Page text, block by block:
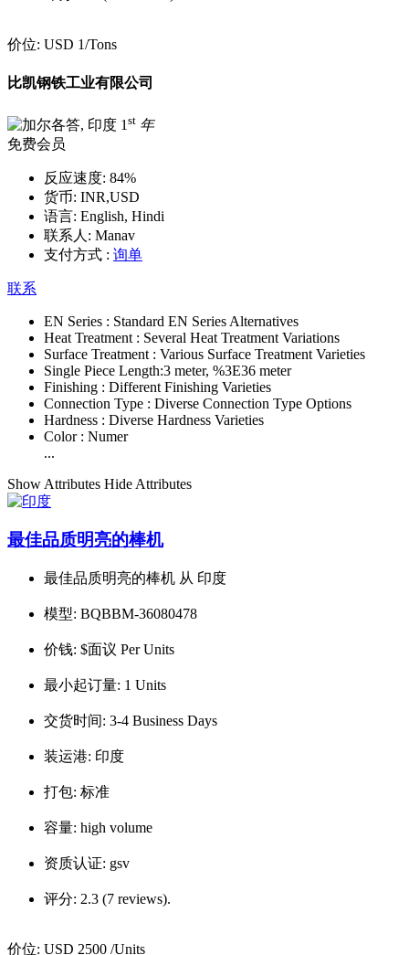
价位: USD 1/Tons
比凯钢铁工业有限公司
1 st 年
免费会员
反应速度: 84%
货币: INR,USD
语言: English, Hindi
联系人: Manav
支付方式 : 询单
联系
EN Series : Standard EN Series Alternatives
Heat Treatment : Several Heat Treatment Variations
Surface Treatment : Various Surface Treatment Varieties
Single Piece Length:3 meter, %3E36 meter
Finishing : Different Finishing Varieties
Connection Type : Diverse Connection Type Options
Hardness : Diverse Hardness Varieties
Color : Numer
...
Show Attributes Hide Attributes
最佳品质明亮的棒机
最佳品质明亮的棒机 从 印度
模型: BQBBM-36080478
价钱: $面议 Per Units
最小起订量: 1 Units
交货时间: 3-4 Business Days
装运港: 印度
打包: 标准
容量: high volume
资质认证: gsv
评分: 2.3 (7 reviews).
价位: USD 2500 /Units